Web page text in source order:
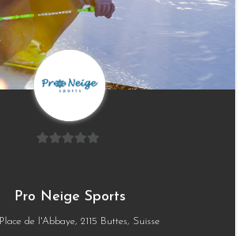
5
Pro Neige Sports
Place de l'Abbaye, 2115 Buttes, Suisse